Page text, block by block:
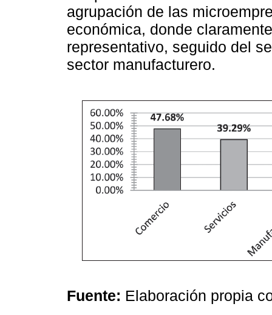
agrupación de las
económica, donde
representativo, seguido del
sector manufacturero.
Fuente: Elaboración propia